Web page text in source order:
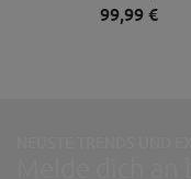
99,99 €